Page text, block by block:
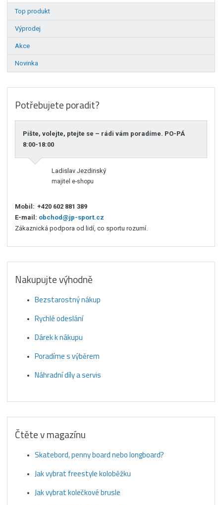
Top produkt
Výprodej
Akce
Novinka
Potřebujete poradit?
Pište, volejte, ptejte se – rádi vám poradíme. PO-PÁ
8:00-18:00
Ladislav Jezdinský
majitel e-shopu
Mobil: +420 602 881 389
E-mail: obchod@jp-sport.cz
Zákaznická podpora od lidí, co sportu rozumí.
Nakupujte výhodně
Bezstarostný nákup
Rychlé odeslání
Dárek k nákupu
Poradíme s výběrem
Náhradní díly a servis
Čtěte v magazínu
Skatebord, penny board nebo longboard?
Jak vybrat freestyle koloběžku
Jak vybrat kolečkové brusle